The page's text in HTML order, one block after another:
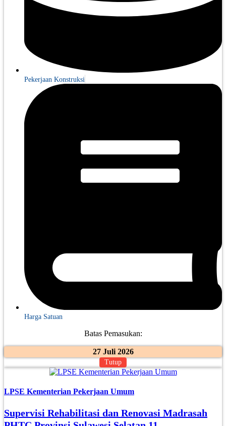
Pekerjaan Konstruksi
Harga Satuan
Batas Pemasukan:
27 Juli 2026
Tutup
LPSE Kementerian Pekerjaan Umum
Supervisi Rehabilitasi dan Renovasi Madrasah